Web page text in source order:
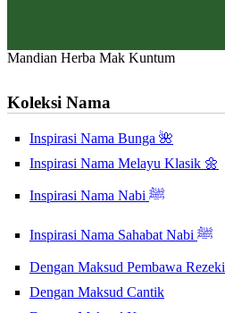
Mandian Herba Mak Kuntum
Koleksi Nama
Inspirasi Nama Bunga 🌺
Inspirasi Nama Melayu Klasik 🌼
Inspirasi Nama Nabi ﷺ
Inspirasi Nama Sahabat Nabi ﷺ
Dengan Maksud Pembawa Rezeki
Dengan Maksud Cantik